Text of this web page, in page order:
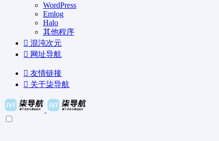
WordPress
Emlog
Halo
其他程序
混沌次元
网址导航
友情链接
关于柒导航